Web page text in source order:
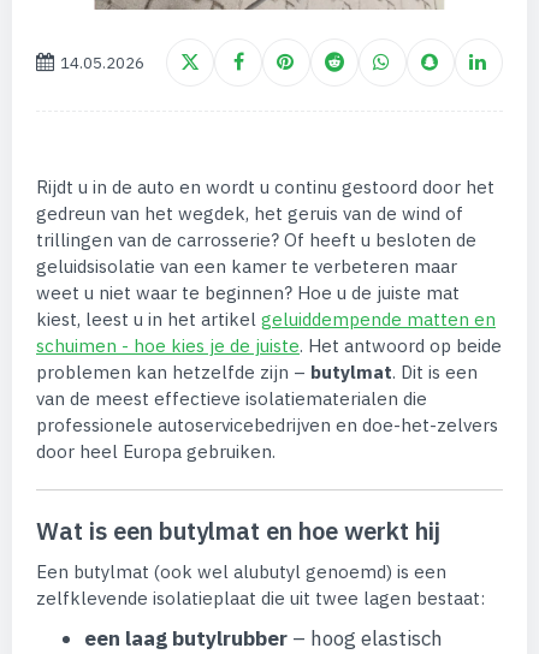
14.05.2026
Rijdt u in de auto en wordt u continu gestoord door het
gedreun van het wegdek, het geruis van de wind of
trillingen van de carrosserie? Of heeft u besloten de
geluidsisolatie van een kamer te verbeteren maar
weet u niet waar te beginnen? Hoe u de juiste mat
kiest, leest u in het artikel geluiddempende matten en
schuimen - hoe kies je de juiste. Het antwoord op beide
problemen kan hetzelfde zijn – butylmat. Dit is een
van de meest effectieve isolatiematerialen die
professionele autoservicebedrijven en doe-het-zelvers
door heel Europa gebruiken.
Wat is een butylmat en hoe werkt hij
Een butylmat (ook wel alubutyl genoemd) is een
zelfklevende isolatieplaat die uit twee lagen bestaat:
een laag butylrubber – hoog elastisch